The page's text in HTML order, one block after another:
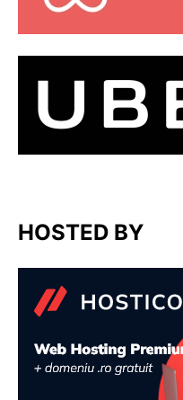
HOSTED BY